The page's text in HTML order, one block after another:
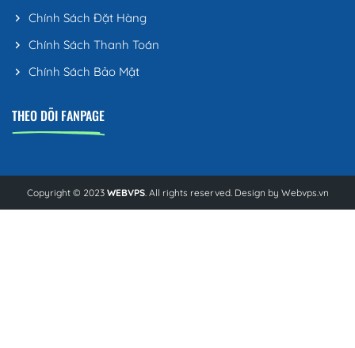
Chính Sách Đặt Hàng
Chính Sách Thanh Toán
Chính Sách Bảo Mật
THEO DÕI FANPAGE
Copyright © 2023 WEBVPS. All rights reserved. Design by Webvps.vn